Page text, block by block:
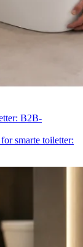
B2B-
smarte toiletter: